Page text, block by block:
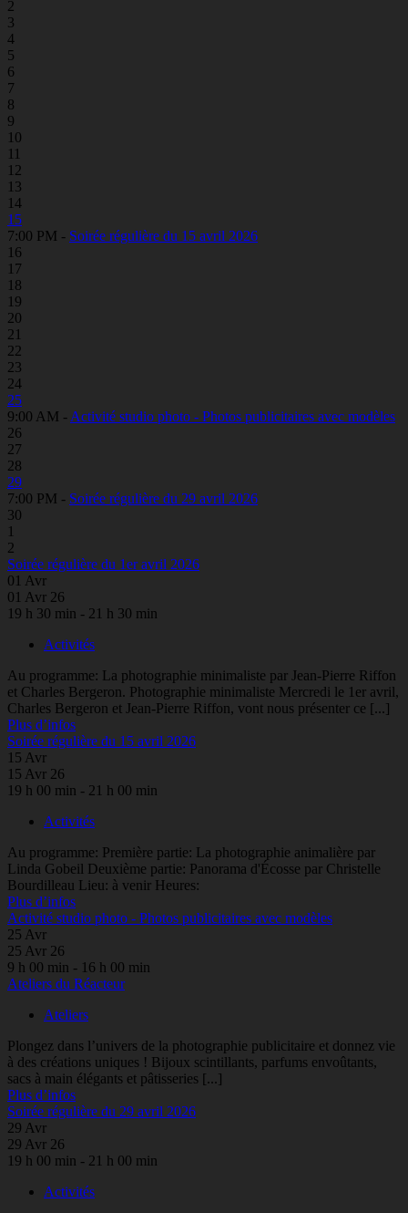
2
3
4
5
6
7
8
9
10
11
12
13
14
15
7:00 PM - Soirée régulière du 15 avril 2026
16
17
18
19
20
21
22
23
24
25
9:00 AM - Activité studio photo - Photos publicitaires avec modèles
26
27
28
29
7:00 PM - Soirée régulière du 29 avril 2026
30
1
2
Soirée régulière du 1er avril 2026
01 Avr
01 Avr 26
19 h 30 min - 21 h 30 min
Activités
Au programme: La photographie minimaliste par Jean-Pierre Riffon
et Charles Bergeron. Photographie minimaliste Mercredi le 1er avril,
Charles Bergeron et Jean-Pierre Riffon, vont nous présenter ce [...]
Plus d’infos
Soirée régulière du 15 avril 2026
15 Avr
15 Avr 26
19 h 00 min - 21 h 00 min
Activités
Au programme: Première partie: La photographie animalière par
Linda Gobeil Deuxième partie: Panorama d'Écosse par Christelle
Bourdilleau Lieu: à venir Heures:
Plus d’infos
Activité studio photo - Photos publicitaires avec modèles
25 Avr
25 Avr 26
9 h 00 min - 16 h 00 min
Ateliers du Réacteur
Ateliers
Plongez dans l’univers de la photographie publicitaire et donnez vie
à des créations uniques ! Bijoux scintillants, parfums envoûtants,
sacs à main élégants et pâtisseries [...]
Plus d’infos
Soirée régulière du 29 avril 2026
29 Avr
29 Avr 26
19 h 00 min - 21 h 00 min
Activités